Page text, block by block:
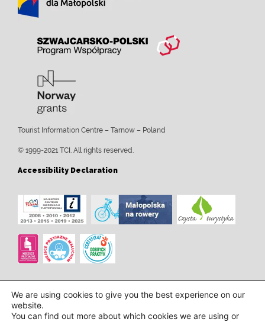
Tourist Information Centre – Tarnow – Poland
© 1999-2021 TCI. All rights reserved.
Accessibility Declaration
We are using cookies to give you the best experience on our
website.
You can find out more about which cookies we are using or